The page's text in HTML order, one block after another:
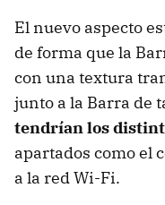
El nuevo aspecto
de forma que la
con una textura
junto a la Barra de
tendrían los
apartados como el
a la red Wi-Fi.